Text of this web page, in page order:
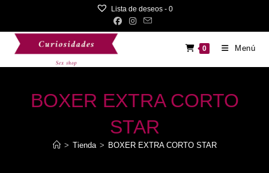
contenido
Lista de deseos - 0
0 Menú
BOXER EXTRA CORTO
STAR
> Tienda > BOXER EXTRA CORTO STAR